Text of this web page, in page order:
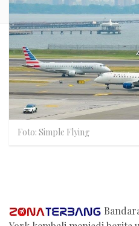
Foto: Simple Flying